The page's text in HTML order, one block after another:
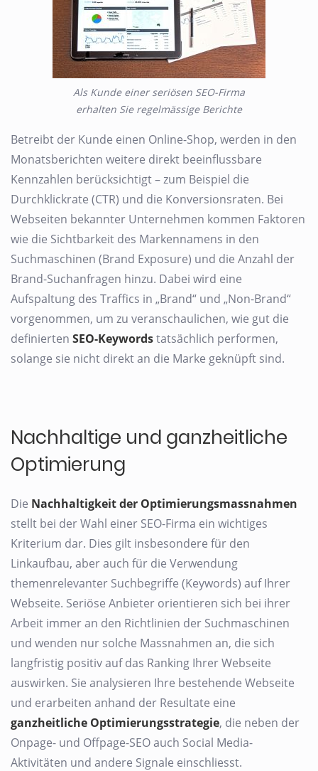
Als Kunde einer seriösen SEO-Firma
erhalten Sie regelmässige Berichte
Betreibt der Kunde einen Online-Shop, werden in den
Monatsberichten weitere direkt beeinflussbare
Kennzahlen berücksichtigt – zum Beispiel die
Durchklickrate (CTR) und die Konversionsraten. Bei
Webseiten bekannter Unternehmen kommen Faktoren
wie die Sichtbarkeit des Markennamens in den
Suchmaschinen (Brand Exposure) und die Anzahl der
Brand-Suchanfragen hinzu. Dabei wird eine
Aufspaltung des Traffics in „Brand“ und „Non-Brand“
vorgenommen, um zu veranschaulichen, wie gut die
definierten SEO-Keywordstatsächlich performen,
solange sie nicht direkt an die Marke geknüpft sind.
Nachhaltige und ganzheitliche
Optimierung
Die Nachhaltigkeit der Optimierungsmassnahmen
stellt bei der Wahl einer SEO-Firma ein wichtiges
Kriterium dar. Dies gilt insbesondere für den
Linkaufbau, aber auch für die Verwendung
themenrelevanter Suchbegriffe (Keywords) auf Ihrer
Webseite. Seriöse Anbieter orientieren sich bei ihrer
Arbeit immer an den Richtlinien der Suchmaschinen
und wenden nur solche Massnahmen an, die sich
langfristig positiv auf das Ranking Ihrer Webseite
auswirken. Sie analysieren Ihre bestehende Webseite
und erarbeiten anhand der Resultate eine
ganzheitliche Optimierungsstrategie, die neben der
Onpage- und Offpage-SEO auch Social Media-
Aktivitäten und andere Signale einschliesst.